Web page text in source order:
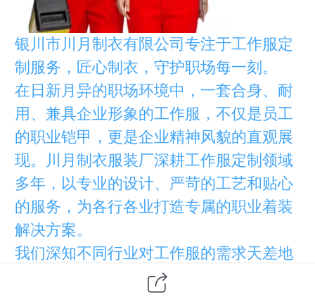
银川市川月制衣有限公司专注于工作服定
制服务，匠心制衣，守护职场每一刻。
在日新月异的职场环境中，一套合身、耐
用、兼具企业形象的工作服，不仅是员工
的职业铠甲，更是企业精神风貌的直观展
现。川月制衣服装厂深耕工作服定制领域
多年，以专业的设计、严苛的工艺和贴心
的服务，为各行各业打造专属的职业着装
解决方案。
我们深知不同行业对工作服的需求天差地
别。建筑行业需要耐磨抗撕裂、防污防水